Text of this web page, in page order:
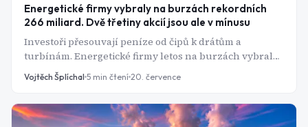
Energetické firmy vybraly na burzách rekordních
266 miliard. Dvě třetiny akcií jsou ale v mínusu
Investoři přesouvají peníze od čipů k drátům a
turbínám. Energetické firmy letos na burzách vybraly
nejvíc od roku 1999 - jenže většina nových akcií od
vstupu ztrácí.
Vojtěch Šplíchal 5 min čtení 20. července